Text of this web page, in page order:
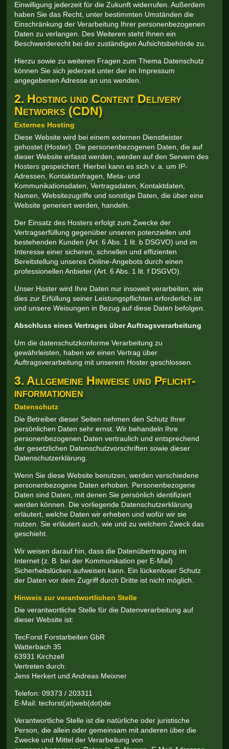
Einwilligung jederzeit für die Zukunft widerrufen. Außerdem
haben Sie das Recht, unter bestimmten Umständen die
Einschränkung der Verarbeitung Ihrer personenbezogenen
Daten zu verlangen. Des Weiteren steht Ihnen ein
Beschwerderecht bei der zuständigen Aufsichtsbehörde zu.
Hierzu sowie zu weiteren Fragen zum Thema Datenschutz
können Sie sich jederzeit unter der im Impressum
angegebenen Adresse an uns wenden.
2. Hosting und Content Delivery
Networks (CDN)
Externes Hosting
Diese Website wird bei einem externen Dienstleister
gehostet (Hoster). Die personenbezogenen Daten, die auf
dieser Website erfasst werden, werden auf den Servern des
Hosters gespeichert. Hierbei kann es sich v. a. um IP-
Adressen, Kontaktanfragen, Meta- und
Kommunikationsdaten, Vertragsdaten, Kontaktdaten,
Namen, Websitezugriffe und sonstige Daten, die über eine
Website generiert werden, handeln.
Der Einsatz des Hosters erfolgt zum Zwecke der
Vertragserfüllung gegenüber unseren potenziellen und
bestehenden Kunden (Art. 6 Abs. 1 lit. b DSGVO) und im
Interesse einer sicheren, schnellen und effizienten
Bereitstellung unseres Online-Angebots durch einen
professionellen Anbieter (Art. 6 Abs. 1 lit. f DSGVO).
Unser Hoster wird Ihre Daten nur insoweit verarbeiten, wie
dies zur Erfüllung seiner Leistungspflichten erforderlich ist
und unsere Weisungen in Bezug auf diese Daten befolgen.
Abschluss eines Vertrages über Auftragsverarbeitung
Um die datenschutzkonforme Verarbeitung zu
gewährleisten, haben wir einen Vertrag über
Auftragsverarbeitung mit unserem Hoster geschlossen.
3. Allgemeine Hinweise und Pflicht­
informationen
Datenschutz
Die Betreiber dieser Seiten nehmen den Schutz Ihrer
persönlichen Daten sehr ernst. Wir behandeln Ihre
personenbezogenen Daten vertraulich und entsprechend
der gesetzlichen Datenschutzvorschriften sowie dieser
Datenschutzerklärung.
Wenn Sie diese Website benutzen, werden verschiedene
personenbezogene Daten erhoben. Personenbezogene
Daten sind Daten, mit denen Sie persönlich identifiziert
werden können. Die vorliegende Datenschutzerklärung
erläutert, welche Daten wir erheben und wofür wir sie
nutzen. Sie erläutert auch, wie und zu welchem Zweck das
geschieht.
Wir weisen darauf hin, dass die Datenübertragung im
Internet (z. B. bei der Kommunikation per E-Mail)
Sicherheitslücken aufweisen kann. Ein lückenloser Schutz
der Daten vor dem Zugriff durch Dritte ist nicht möglich.
Hinweis zur verantwortlichen Stelle
Die verantwortliche Stelle für die Datenverarbeitung auf
dieser Website ist:
TecForst Forstarbeiten GbR
Watterbach 35
63931 Kirchzell
Vertreten durch:
Jens Herkert und Andreas Meixner
Telefon: 09373 / 203311
E-Mail: tecforst(at)web(dot)de
Verantwortliche Stelle ist die natürliche oder juristische
Person, die allein oder gemeinsam mit anderen über die
Zwecke und Mittel der Verarbeitung von